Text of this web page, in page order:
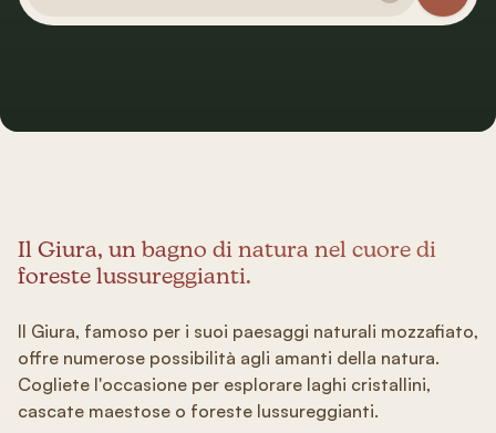
Il Giura, un bagno di natura nel cuore di
foreste lussureggianti.
Il Giura, famoso per i suoi paesaggi naturali mozzafiato,
offre numerose possibilità agli amanti della natura.
Cogliete l'occasione per esplorare laghi cristallini,
cascate maestose o foreste lussureggianti.